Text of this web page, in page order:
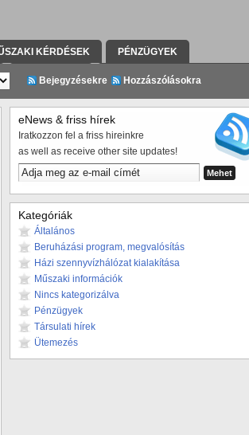
KÉRDÉSEK PÉNZÜGYEK
KIVITELEZÉS A PROGRAMRÓL A SAJTÓBAN
Bejegyzésekre Hozzászólásokra
eNews & friss hírek
Iratkozzon fel a friss hireinkre
as well as receive other site updates!
Kategóriák
Általános
Beruházási program, megvalósítás
Házi szennyvízhálózat kialakítása
Műszaki információk
Nincs kategorizálva
Pénzügyek
Társulati hírek
Ütemezés